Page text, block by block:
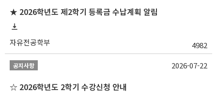
★ 2026학년도 제2학기 등록금 수납계획 알림
자유전공학부 4982
공지사항
☆ 2026학년도 2학기 수강신청 안내
2026-07-22